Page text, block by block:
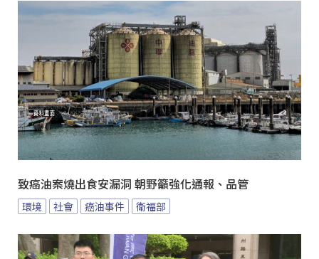
致癌油案燒出食安漏洞 朝野籲強化通報、品管
環境 社會 癌油事件 衛福部